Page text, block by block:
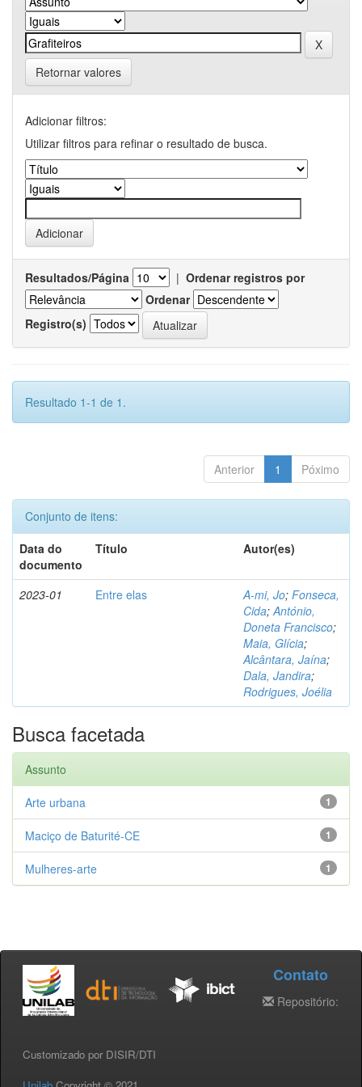
Retornar valores
Adicionar filtros:
Utilizar filtros para refinar o resultado de busca.
Resultados/Página | Ordenar registros por
Ordenar
Registro(s)
Resultado 1-1 de 1.
Anterior 1 Póximo
Conjunto de itens:
Data do
documento
Título Autor(es)
2023-01 Entre elas A-mi, Jo; Fonseca,
Cida;António,
Doneta Francisco;
Maia, Glícia;
Alcântara, Jaína;
Dala, Jandira;
Rodrigues, Joélia
Busca facetada
Assunto
1
Arte urbana
1
Maciço de Baturité-CE
1
Mulheres-arte
Customizado por DISIR/DTI
Contato
Repositório: